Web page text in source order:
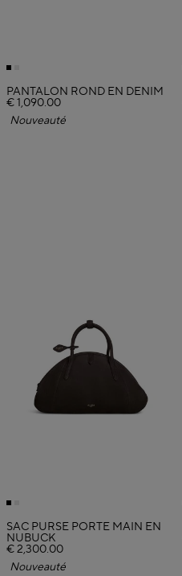
PANTALON ROND EN DENIM
€ 1,090.00
Nouveauté
SAC PURSE PORTÉ MAIN EN
NUBUCK
€ 2,300.00
Nouveauté